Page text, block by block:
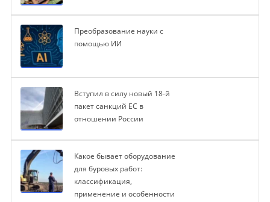
Преобразование науки с
помощью ИИ
Вступил в силу новый 18-й
пакет санкций ЕС в
отношении России
Какое бывает оборудование
для буровых работ:
классификация,
применение и особенности